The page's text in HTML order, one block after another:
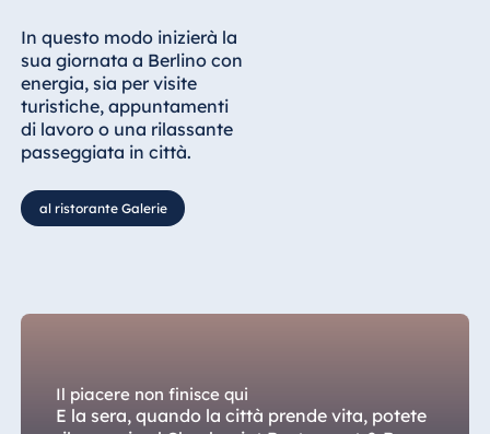
In questo modo inizierà la
sua giornata a Berlino con
energia, sia per visite
turistiche, appuntamenti
di lavoro o una rilassante
passeggiata in città.
al ristorante Galerie
Il piacere non finisce qui
E la sera, quando la città prende vita, potete